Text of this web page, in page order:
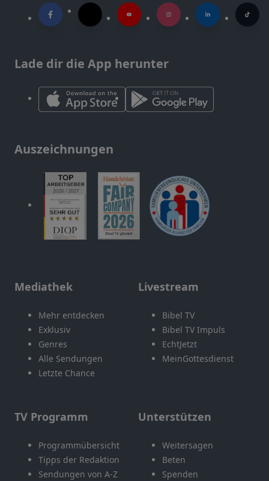
Lade dir die App herunter
Auszeichnungen
Mediathek
Mehr entdecken
Exklusiv
Genres
Alle Sendungen
Letzte Chance
Livestream
Bibel TV
Bibel TV Impuls
EchtJetzt
MeinGottesdienst
TV Programm
Programmübersicht
Tipps der Redaktion
Sendungen von A-Z
Unterstützen
Weitersagen
Beten
Spenden